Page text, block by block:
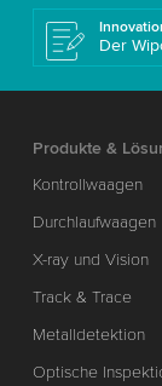
Der
Produkte &
Kontrollwaagen
Durchlaufwaagen
X-ray und Vision
Track & Trace
Metalldetektion
Optische